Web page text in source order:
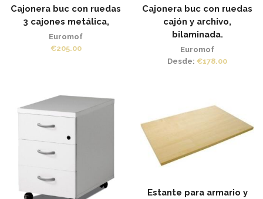
Cajonera buc con ruedas
3 cajones metálica,
Euromof
€205.00
Cajonera buc con ruedas
cajón y archivo,
bilaminada.
Euromof
Desde: €178.00
Estante para armario y